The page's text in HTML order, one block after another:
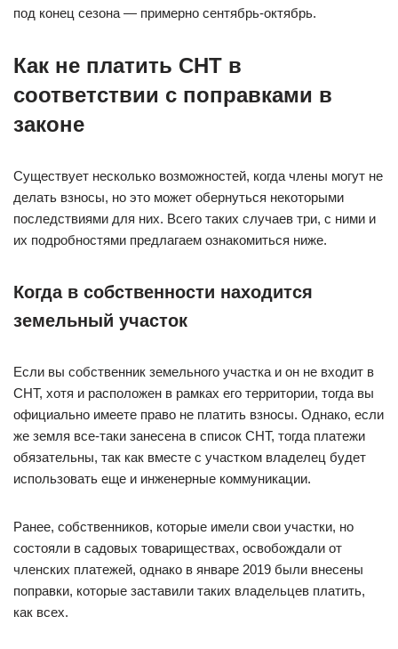
под конец сезона — примерно сентябрь-октябрь.
Как не платить СНТ в
соответствии с поправками в
законе
Существует несколько возможностей, когда члены могут не
делать взносы, но это может обернуться некоторыми
последствиями для них. Всего таких случаев три, с ними и
их подробностями предлагаем ознакомиться ниже.
Когда в собственности находится
земельный участок
Если вы собственник земельного участка и он не входит в
СНТ, хотя и расположен в рамках его территории, тогда вы
официально имеете право не платить взносы. Однако, если
же земля все-таки занесена в список СНТ, тогда платежи
обязательны, так как вместе с участком владелец будет
использовать еще и инженерные коммуникации.
Ранее, собственников, которые имели свои участки, но
состояли в садовых товариществах, освобождали от
членских платежей, однако в январе 2019 были внесены
поправки, которые заставили таких владельцев платить,
как всех.